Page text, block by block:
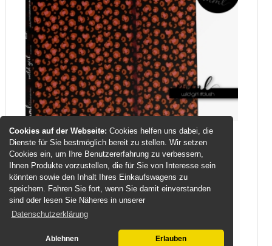
Cookies auf der Webseite:Cookies helfen uns dabei, die
Dienste für Sie bestmöglich bereit zu stellen. Wir setzen
Cookies ein, um Ihre Benutzererfahrung zu verbessern,
Ihnen Produkte vorzustellen, die für Sie von Interesse sein
könnten sowie den Inhalt Ihres Einkaufswagens zu
speichern. Fahren Sie fort, wenn Sie damit einverstanden
sind oder lesen Sie Näheres in unserer
Datenschutzerklärung
Ablehnen Erlauben
SoftTouch Sweat-Stoff "wild girl #blush"
(0,25m)
Hier bekommst Du einen tollen SoftTouch
Sommer-Sweat. Kaufst Du mehr ...
5,50 EUR
inkl. MwSt.zzgl.